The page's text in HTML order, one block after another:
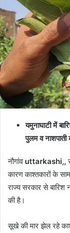
यमुनाघाटी में
पुलम व
नौगांव uttarkashi,,
कारण काश्तकारों के
राज्य सरकार से
की है।
सूखे की मार झेल रहे